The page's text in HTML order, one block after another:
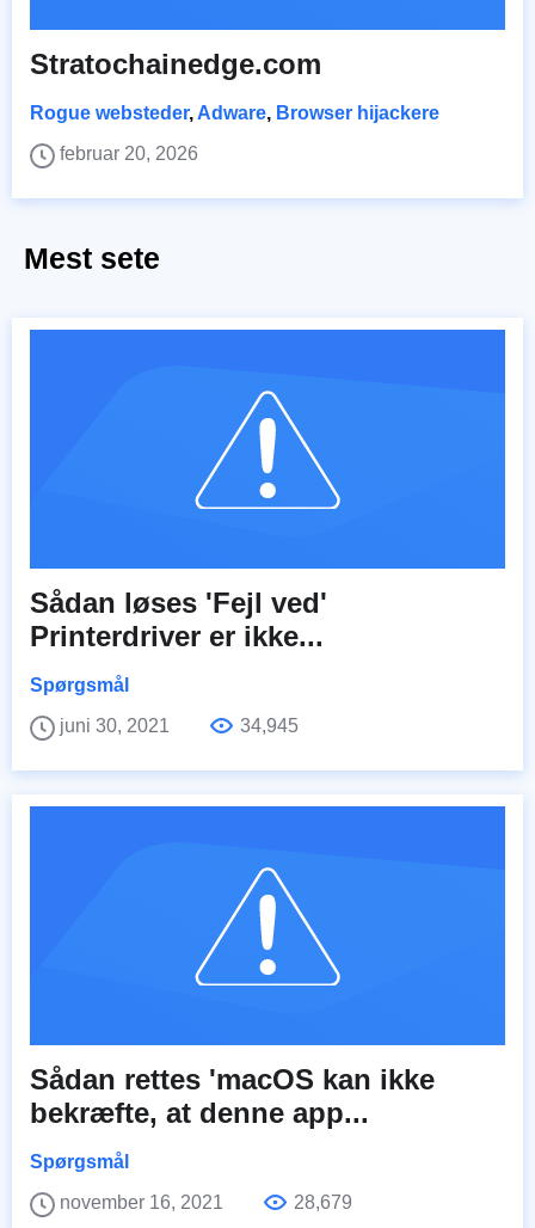
Stratochainedge.com
Rogue websteder,Adware, Browser hijackere
februar 20, 2026
Mest sete
Sådan løses 'Fejl ved'
Printerdriver er ikke...
Spørgsmål
juni 30, 2021
34,945
Sådan rettes 'macOS kan ikke
bekræfte, at denne app...
Spørgsmål
november 16, 2021
28,679